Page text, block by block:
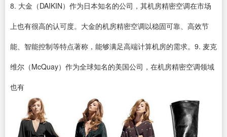
8. 大金（DAIKIN）作为日本知名的公司，其机房精密空调在市场
上也有很高的认可度。大金的机房精密空调以稳固可靠、高效节
能、智能控制等特点著称，能够满足高端计算机房的需求。9. 麦克
维尔（McQuay）作为全球知名的美国公司，在机房精密空调领域
也有